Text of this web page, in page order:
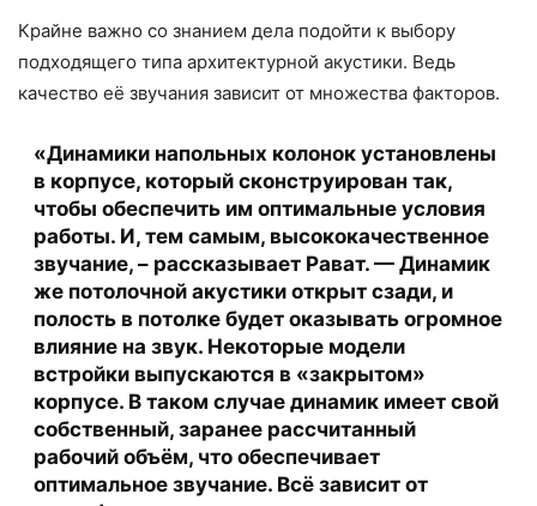
Крайне важно со знанием дела подойти к выбору
подходящего типа архитектурной акустики. Ведь
качество её звучания зависит от множества факторов.
«Динамики напольных колонок установлены
в корпусе, который сконструирован так,
чтобы обеспечить им оптимальные условия
работы. И, тем самым, высококачественное
звучание, – рассказывает Рават. — Динамик
же потолочной акустики открыт сзади, и
полость в потолке будет оказывать огромное
влияние на звук. Некоторые модели
встройки выпускаются в «закрытом»
корпусе. В таком случае динамик имеет свой
собственный, заранее рассчитанный
рабочий объём, что обеспечивает
оптимальное звучание. Всё зависит от